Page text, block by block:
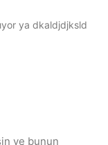
ya dkaldjdjksld
ve bunun